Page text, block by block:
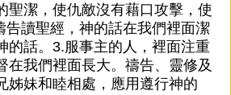
聖潔，使仇敵沒有藉口攻擊，使
告讀聖經，神的話在我們裡面潔
的話。3.服事主的人，裡面注重
在我們裡面長大。禱告、靈修及
姊妹和睦相處，應用遵行神的